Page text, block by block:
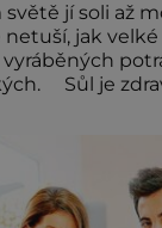
jí soli až
jak
Sůl je
sodík a